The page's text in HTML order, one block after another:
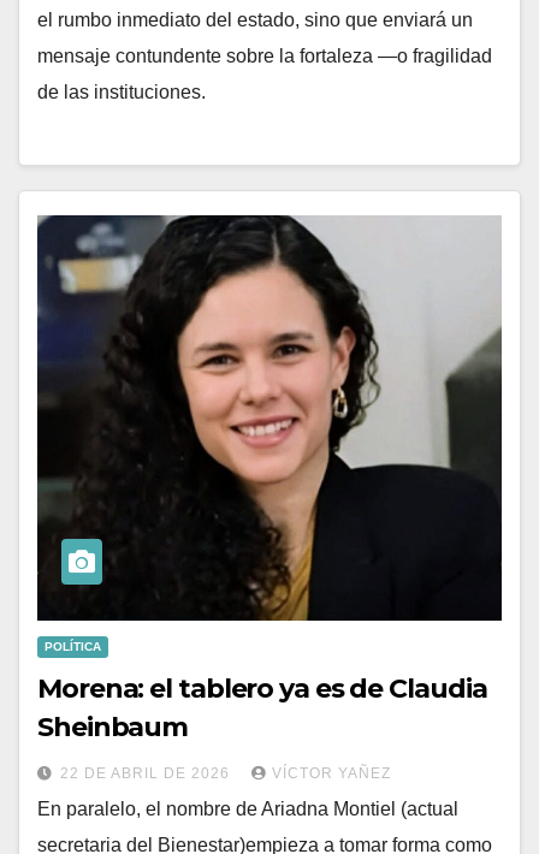
el rumbo inmediato del estado, sino que enviará un
mensaje contundente sobre la fortaleza —o fragilidad
de las instituciones.
POLÍTICA
Morena: el tablero ya es de Claudia
Sheinbaum
22 DE ABRIL DE 2026 VÍCTOR YAÑEZ
En paralelo, el nombre de Ariadna Montiel (actual
secretaria del Bienestar)empieza a tomar forma como